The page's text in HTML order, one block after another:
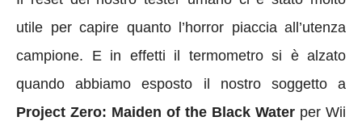
utile per capire quanto l’horror piaccia all’utenza
campione. E in effetti il termometro si è alzato
quando abbiamo esposto il nostro soggetto a
Project Zero: Maiden of the Black Water per Wii